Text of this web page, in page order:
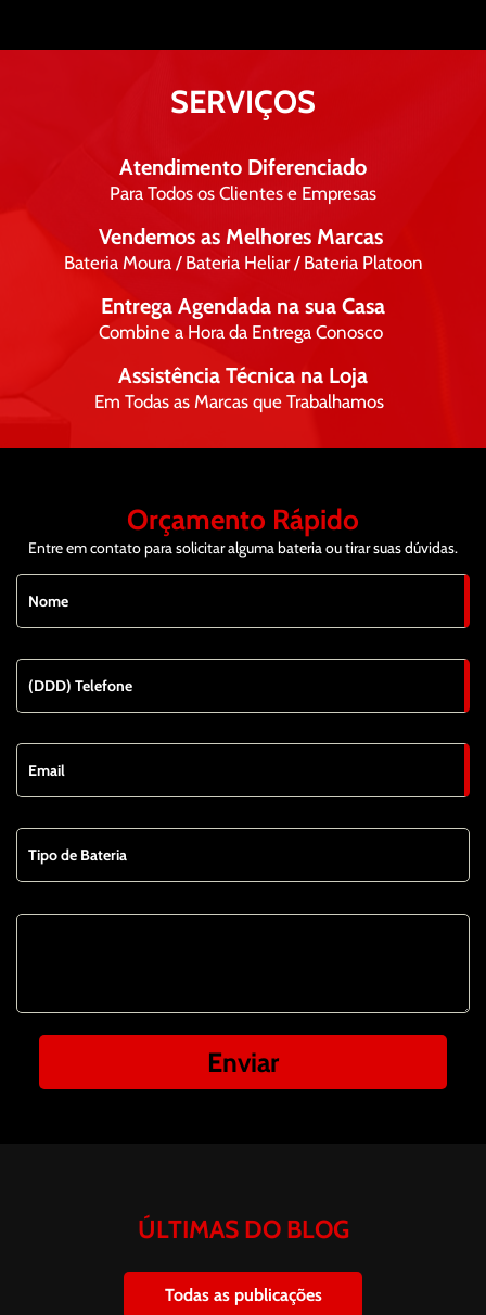
SERVIÇOS
Atendimento Diferenciado
Para Todos os Clientes e Empresas
Vendemos as Melhores Marcas
Bateria Moura / Bateria Heliar / Bateria Platoon
Entrega Agendada na sua Casa
Combine a Hora da Entrega Conosco
Assistência Técnica na Loja
Em Todas as Marcas que Trabalhamos
Orçamento Rápido
Entre em contato para solicitar alguma bateria ou tirar suas dúvidas.
ÚLTIMAS DO BLOG
Todas as publicações